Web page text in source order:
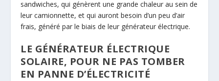
sandwiches, qui génèrent une grande chaleur au sein de
leur camionnette, et qui auront besoin d’un peu d’air
frais, généré par le biais de leur générateur électrique.
LE GÉNÉRATEUR ÉLECTRIQUE
SOLAIRE, POUR NE PAS TOMBER
EN PANNE D’ÉLECTRICITÉ